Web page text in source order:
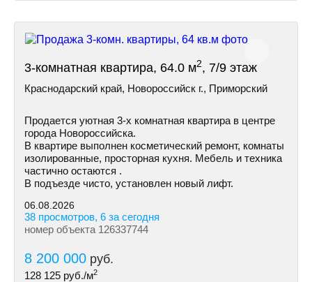
3-комнатная квартира, 64.0 м2, 7/9 этаж
Краснодарский край, Новороссийск г., Приморский
Пpoдается уютная 3-х комнатная квартира в центре
города Новороссийска.
В квартире выполнен косметический ремонт, комнаты
изолированные, просторная кухня. Мебель и техника
частично остаются .
В подъезде чисто, установлен новый лифт.
06.08.2026
38 просмотров, 6 за сегодня
номер объекта 126337744
8 200 000 руб.
128 125 руб./м2